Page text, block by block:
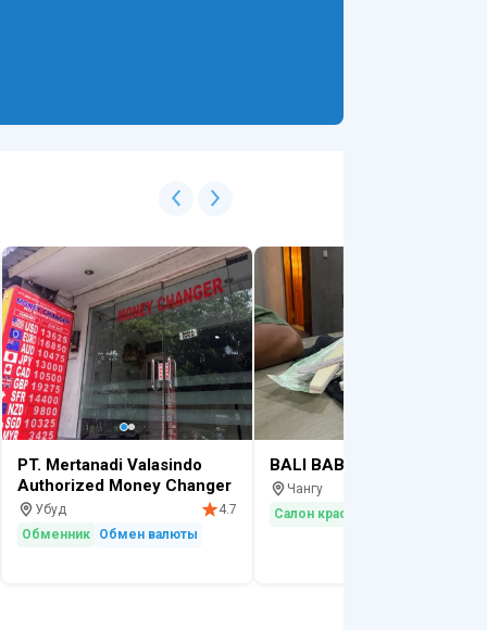
PT. Mertanadi Valasindo
Authorized Money Changer
Убуд
4.7
Обменник
Обмен валюты
BALI BABE beauty & hair
Чангу
Салон красоты